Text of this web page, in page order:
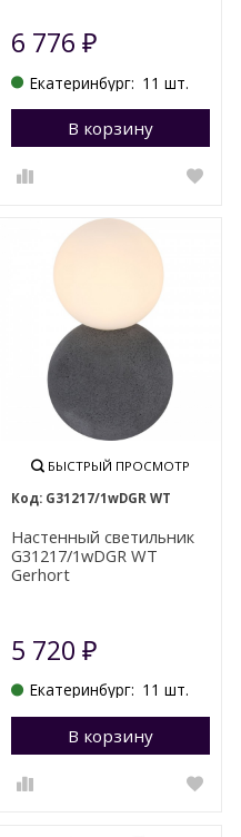
Перейти в корзину
6 776 ₽
Екатеринбург: 11 шт.
В корзину
Перейти в корзину
БЫСТРЫЙ ПРОСМОТР
G31217/1wDGR WT
Настенный светильник
G31217/1wDGR WT
Gerhort
5 720 ₽
Екатеринбург: 11 шт.
В корзину